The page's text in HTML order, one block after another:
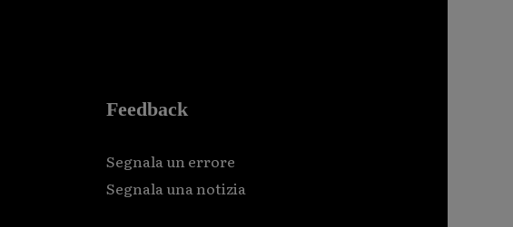
Feedback
Segnala un errore
Segnala una notizia